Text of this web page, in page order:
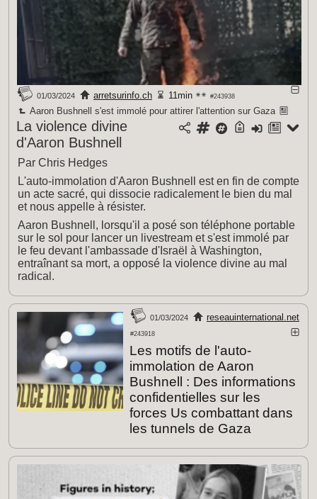
01/03/2024 arretsurinfo.ch 11min #243938
Aaron Bushnell s'est immolé pour attirer l'attention sur Gaza
La violence divine
d'Aaron Bushnell
Par Chris Hedges
L'auto-immolation d'Aaron Bushnell est en fin de compte
un acte sacré, qui dissocie radicalement le bien du mal
et nous appelle à résister.
Aaron Bushnell, lorsqu'il a posé son téléphone portable
sur le sol pour lancer un livestream et s'est immolé par
le feu devant l'ambassade d'Israël à Washington,
entraînant sa mort, a opposé la violence divine au mal
radical.
01/03/2024 reseauinternational.net
#243918
Les motifs de l'auto-
immolation de Aaron
Bushnell : Des informations
confidentielles sur les
forces Us combattant dans
les tunnels de Gaza